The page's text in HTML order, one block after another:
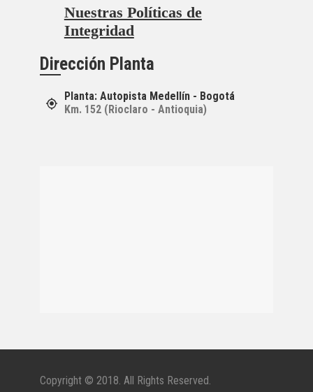
Nuestras Políticas de
Integridad
Dirección Planta
Planta: Autopista Medellín - Bogotá
Km. 152 (Rioclaro - Antioquia)
Copyright © 2018. All Rights Reserved.